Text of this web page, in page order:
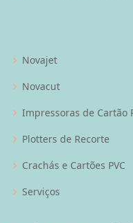
Novajet
Novacut
Impressoras de Cartão
Plotters de Recorte
Crachás e Cartões PVC
Serviços